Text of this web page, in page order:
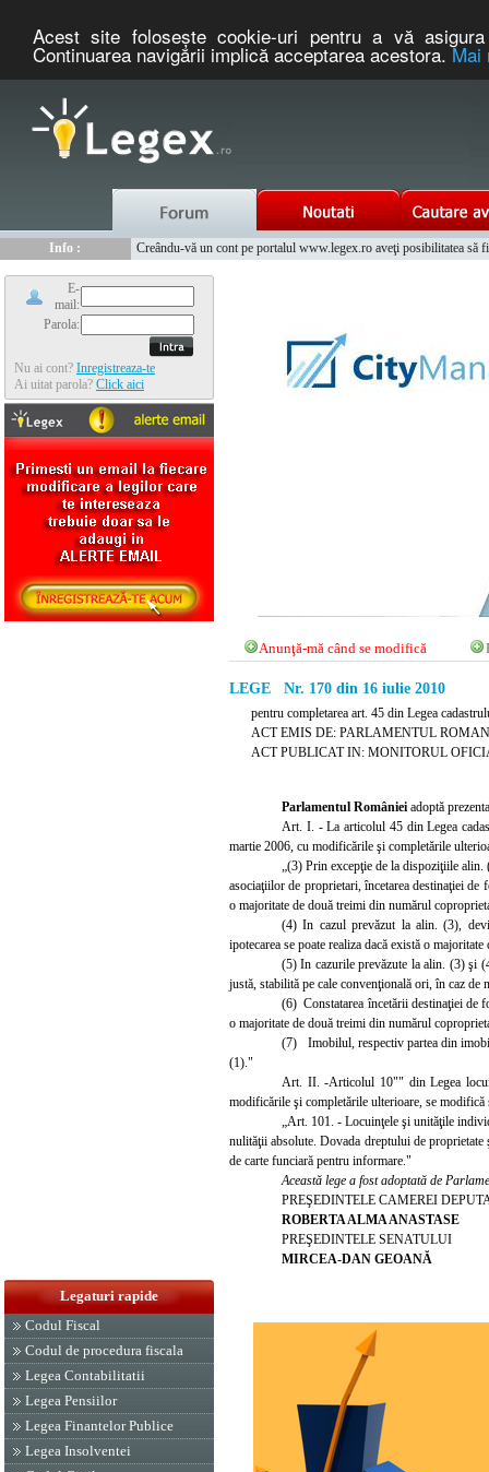
Acest site foloseşte cookie-uri pentru a vă
Continuarea navigării implică acceptarea acestora.Mai
Info :
Creându-vă un cont pe portalul www.legex.ro aveţi posibilitatea să
E-
mail:
Parola:
Nu ai cont? Inregistreaza-te
Ai uitat parola? Click aici
Legaturi rapide
Codul Fiscal
Codul de procedura fiscala
Legea Contabilitatii
Legea Pensiilor
Legea Finantelor Publice
Legea Insolventei
Anunţă-mă când se modifică
LEGE Nr. 170 din 16 iulie 2010
pentru completarea art. 45 din Legea
ACT EMIS DE: PARLAMENTUL
ACT PUBLICAT IN: MONITORUL
Parlamentul României adoptă
Art. I. - La articolul 45 din Legea
martie 2006, cu modificările şi completările
„(3) Prin excepţie de la dispoziţiile
asociaţiilor de proprietari, încetarea destinaţiei de
o majoritate de două treimi din numărul
(4) In cazul prevăzut la alin. (3),
ipotecarea se poate realiza dacă există o
(5) In cazurile prevăzute la alin. (3) şi
justă, stabilită pe cale convenţională ori, în caz de
(6) Constatarea încetării destinaţiei de
o majoritate de două treimi din numărul
(7) Imobilul, respectiv partea din
(1)."
Art. II. -Articolul 10"" din Legea
modificările şi completările ulterioare, se
„Art. 101. - Locuinţele şi unităţile
nulităţii absolute. Dovada dreptului de proprietate
de carte funciară pentru informare."
Această lege a fost adoptată de
PREŞEDINTELE CAMEREI
ROBERTA ALMA ANASTASE
PREŞEDINTELE SENATULUI
MIRCEA-DAN GEOANĂ